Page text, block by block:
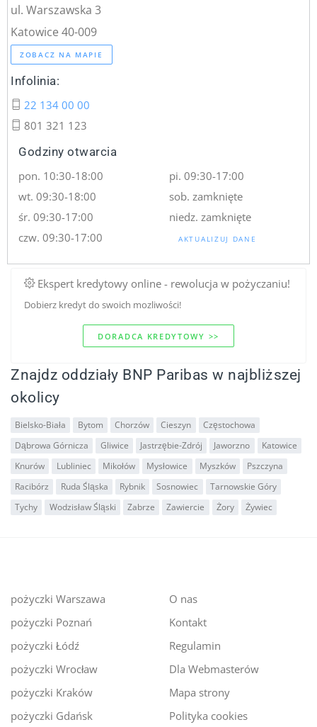
ul. Warszawska 3
Katowice 40-009
ZOBACZ NA MAPIE
Infolinia:
22 134 00 00
801 321 123
Godziny otwarcia
pon. 10:30-18:00
wt. 09:30-18:00
śr. 09:30-17:00
czw. 09:30-17:00
pi. 09:30-17:00
sob. zamknięte
niedz. zamknięte
AKTUALIZUJ DANE
Ekspert kredytowy online - rewolucja w pożyczaniu!
Dobierz kredyt do swoich mozliwości!
DORADCA KREDYTOWY >>
Znajdz oddziały BNP Paribas w najbliższej
okolicy
Bielsko-Biała Bytom Chorzów Cieszyn
Częstochowa
Dąbrowa Górnicza
Gliwice Jastrzębie-Zdrój Jaworzno
Katowice
Knurów
Lubliniec Mikołów Mysłowice Myszków
Pszczyna
Racibórz
Ruda Śląska Rybnik Sosnowiec
Tarnowskie Góry
Tychy
Wodzisław Śląski Zabrze Zawiercie Żory Żywiec
pożyczki Warszawa
pożyczki Poznań
pożyczki Łódź
pożyczki Wrocław
pożyczki Kraków
pożyczki Gdańsk
O nas
Kontakt
Regulamin
Dla Webmasterów
Mapa strony
Polityka cookies